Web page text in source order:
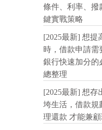
條件、利率、撥
鍵實戰策略
[2025最新] 想提
時，借款申請需
銀行快速加分的
總整理
[2025最新] 想存
垮生活，借款規
理還款 才能兼